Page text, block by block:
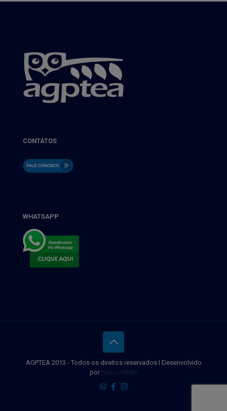
CONTATOS
WHATSAPP
AGPTEA 2013 - Todos os direitos reservados I Desenvolvido
por